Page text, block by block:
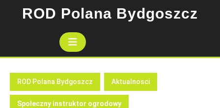
ROD Polana Bydgoszcz
Open
ROD Polana Bydgoszcz Aktualnosci
Społeczny instruktor ogrodowy